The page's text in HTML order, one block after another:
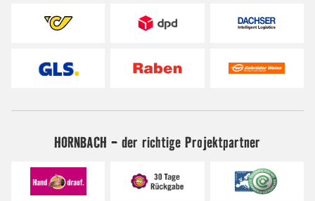
HORNBACH - der richtige Projektpartner